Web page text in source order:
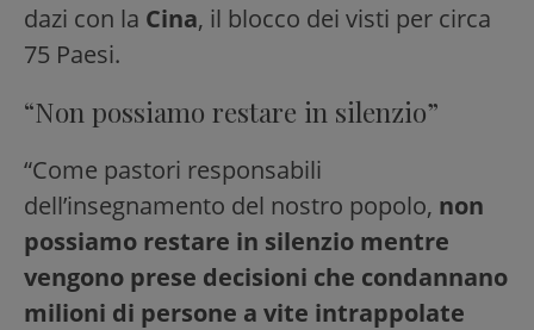
dazi con la Cina, il blocco dei visti per circa
75 Paesi.
“Non possiamo restare in silenzio”
“Come pastori responsabili
dell’insegnamento del nostro popolo, non
possiamo restare in silenzio mentre
vengono prese decisioni che condannano
milioni di persone a vite intrappolate